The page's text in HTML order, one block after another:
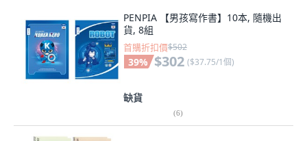
PENPIA 【男孩寫作書】10本, 隨機出
貨, 8組
首購折扣價$502
39% $302 ($37.75/1個)
缺貨
(6)